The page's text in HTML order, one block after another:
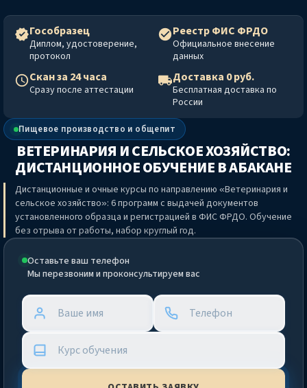
Пищевое производство и общепит
ВЕТЕРИНАРИЯ И СЕЛЬСКОЕ ХОЗЯЙСТВО:
ДИСТАНЦИОННОЕ ОБУЧЕНИЕВ АБАКАНЕ
Дистанционные и очные курсы по направлению «Ветеринария и
сельское хозяйство»: 6 программ с выдачей документов
установленного образца и регистрацией в ФИС ФРДО. Обучение
без отрыва от работы, набор круглый год.
Оставьте ваш телефон
Мы перезвоним и проконсультируем вас
Гособразец
Диплом, удостоверение,
протокол
Реестр ФИС ФРДО
Официальное внесение
данных
Скан за 24 часа
Сразу после аттестации
Доставка 0 руб.
Бесплатная доставка по
России